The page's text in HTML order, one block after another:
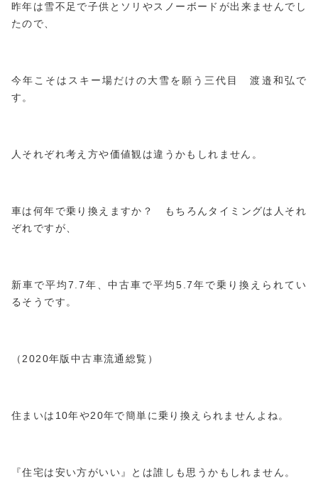
昨年は雪不足で子供とソリやスノーボードが出来ませんでし
たので、
今年こそはスキー場だけの大雪を願う三代目 渡邉和弘で
す。
人それぞれ考え方や価値観は違うかもしれません。
車は何年で乗り換えますか？ もちろんタイミングは人それ
ぞれですが、
新車で平均7.7年、中古車で平均5.7年で乗り換えられてい
るそうです。
（2020年版中古車流通総覧）
住まいは10年や20年で簡単に乗り換えられませんよね。
『住宅は安い方がいい』とは誰しも思うかもしれません。